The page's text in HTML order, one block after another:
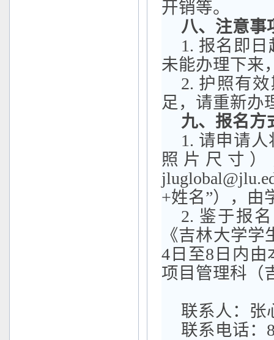
开销等。
八、注意事
1. 报名即
未能办理下来
2. 护照有
足，请重新办
九、报名方
1. 请申请人
照片尺寸
+姓名”）
，由
2. 鉴于报
《吉林大学
4 日 至8 日内 由
项目管理科（
联系人：张
联系电话：